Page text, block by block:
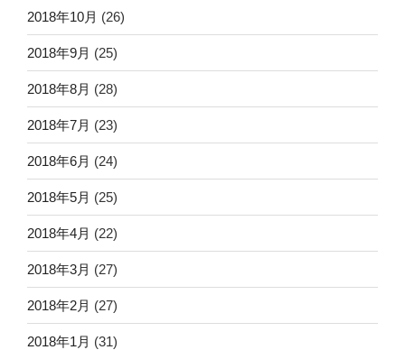
2018年10月 (26)
2018年9月 (25)
2018年8月 (28)
2018年7月 (23)
2018年6月 (24)
2018年5月 (25)
2018年4月 (22)
2018年3月 (27)
2018年2月 (27)
2018年1月 (31)